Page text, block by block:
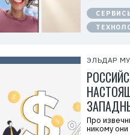
ЭЛЬДАР
Про
никому